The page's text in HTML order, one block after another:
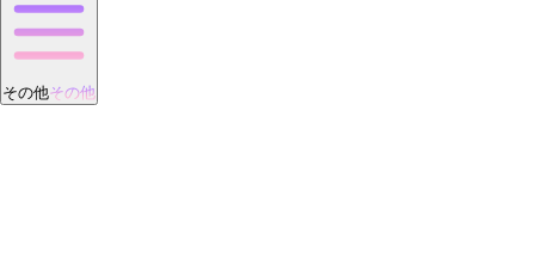
その他その他